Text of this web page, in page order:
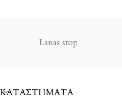
Διαστάσεις: 44εκ x 14εκ x17εκ
Lanas stop
ΚΑΤΑΣΤΉΜΑΤΑ